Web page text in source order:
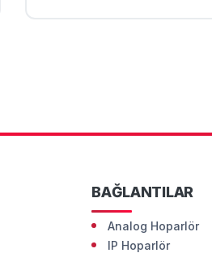
BAĞLANTILAR
Analog Hoparlör
IP Hoparlör